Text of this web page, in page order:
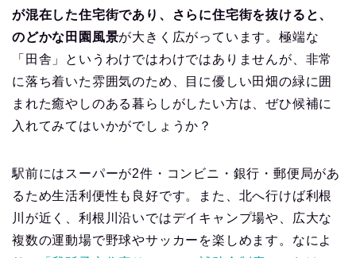
が混在した住宅街であり、さらに住宅街を抜けると、
のどかな田園風景が大きく広がっています。極端な
「田舎」というわけではわけではありませんが、非常
に落ち着いた雰囲気のため、目に優しい田畑の緑に囲
まれた癒やしのある暮らしがしたい方は、ぜひ候補に
入れてみてはいかがでしょうか？
駅前にはスーパーが2件・コンビニ・銀行・郵便局があ
るため生活利便性も良好です。また、北へ行けば利根
川が近く、利根川沿いではデイキャンプ場や、広大な
複数の運動場で野球やサッカーを楽しめます。なによ